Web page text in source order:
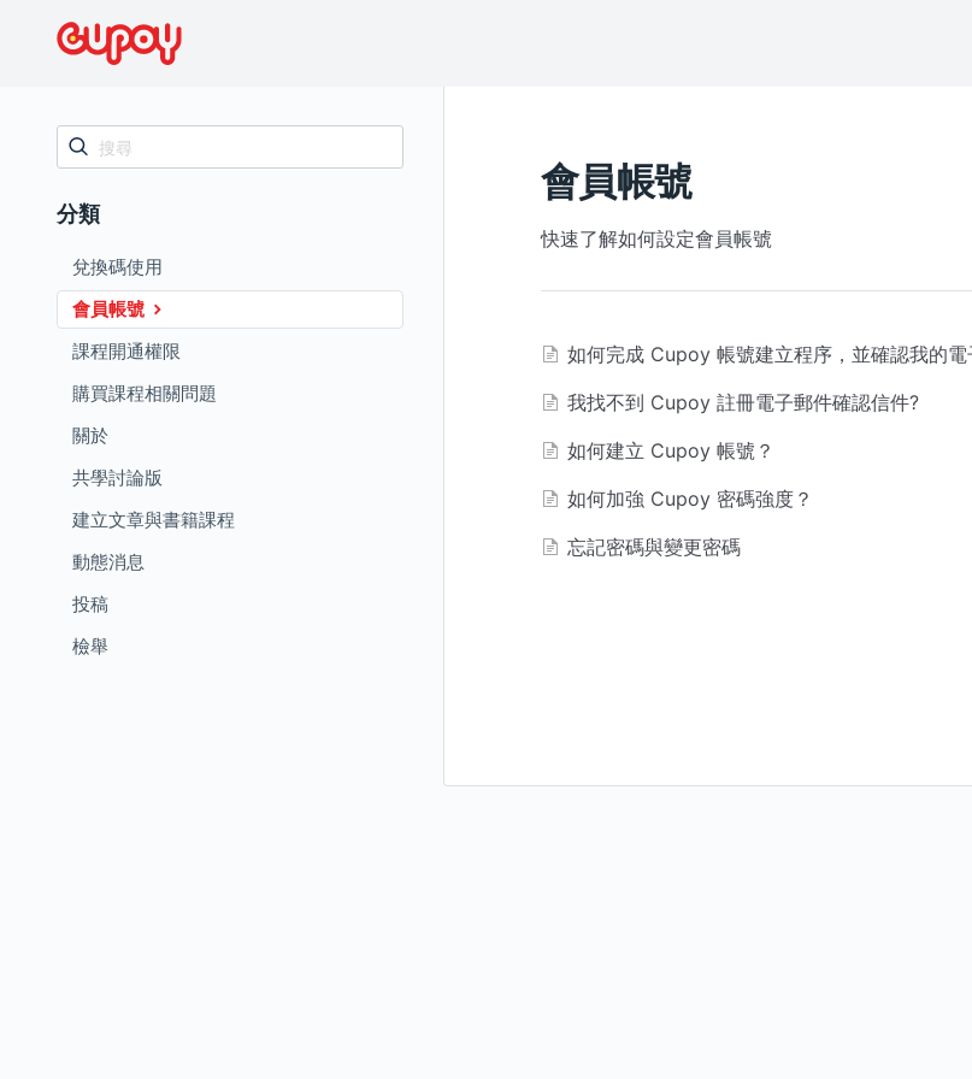
會員帳號
快速了解如何設定會員帳號
如何完成 Cupoy 帳號建立程序，並確認我的電
我找不到 Cupoy 註冊電子郵件確認信件?
如何建立 Cupoy 帳號？
如何加強 Cupoy 密碼強度？
忘記密碼與變更密碼
分類
兌換碼使用
會員帳號
課程開通權限
購買課程相關問題
關於
共學討論版
建立文章與書籍課程
動態消息
投稿
檢舉